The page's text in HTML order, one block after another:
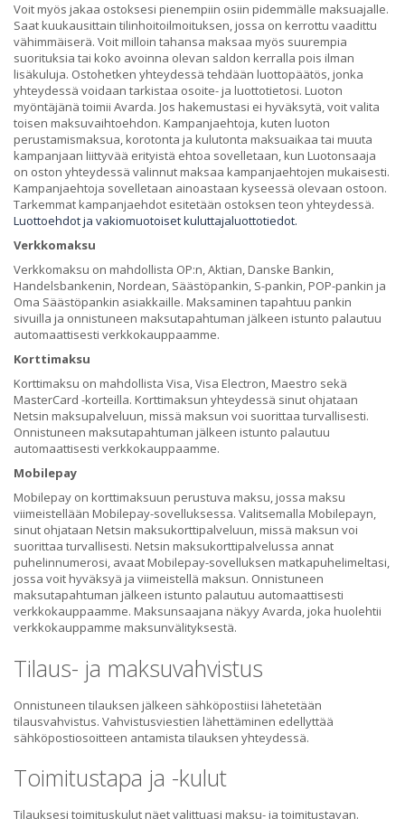
Voit myös jakaa ostoksesi pienempiin osiin pidemmälle maksuajalle.
Saat kuukausittain tilinhoitoilmoituksen, jossa on kerrottu vaadittu
vähimmäiserä. Voit milloin tahansa maksaa myös suurempia
suorituksia tai koko avoinna olevan saldon kerralla pois ilman
lisäkuluja. Ostohetken yhteydessä tehdään luottopäätös, jonka
yhteydessä voidaan tarkistaa osoite- ja luottotietosi. Luoton
myöntäjänä toimii Avarda. Jos hakemustasi ei hyväksytä, voit valita
toisen maksuvaihtoehdon. Kampanjaehtoja, kuten luoton
perustamismaksua, korotonta ja kulutonta maksuaikaa tai muuta
kampanjaan liittyvää erityistä ehtoa sovelletaan, kun Luotonsaaja
on oston yhteydessä valinnut maksaa kampanjaehtojen mukaisesti.
Kampanjaehtoja sovelletaan ainoastaan kyseessä olevaan ostoon.
Tarkemmat kampanjaehdot esitetään ostoksen teon yhteydessä.
Luottoehdot ja vakiomuotoiset kuluttajaluottotiedot.
Verkkomaksu
Verkkomaksu on mahdollista OP:n, Aktian, Danske Bankin,
Handelsbankenin, Nordean, Säästöpankin, S-pankin, POP-pankin ja
Oma Säästöpankin asiakkaille. Maksaminen tapahtuu pankin
sivuilla ja onnistuneen maksutapahtuman jälkeen istunto palautuu
automaattisesti verkkokauppaamme.
Korttimaksu
Korttimaksu on mahdollista Visa, Visa Electron, Maestro sekä
MasterCard -korteilla. Korttimaksun yhteydessä sinut ohjataan
Netsin maksupalveluun, missä maksun voi suorittaa turvallisesti.
Onnistuneen maksutapahtuman jälkeen istunto palautuu
automaattisesti verkkokauppaamme.
Mobilepay
Mobilepay on korttimaksuun perustuva maksu, jossa maksu
viimeistellään Mobilepay-sovelluksessa. Valitsemalla Mobilepayn,
sinut ohjataan Netsin maksukorttipalveluun, missä maksun voi
suorittaa turvallisesti. Netsin maksukorttipalvelussa annat
puhelinnumerosi, avaat Mobilepay-sovelluksen matkapuhelimeltasi,
jossa voit hyväksyä ja viimeistellä maksun. Onnistuneen
maksutapahtuman jälkeen istunto palautuu automaattisesti
verkkokauppaamme. Maksunsaajana näkyy Avarda, joka huolehtii
verkkokauppamme maksunvälityksestä.
Tilaus- ja maksuvahvistus
Onnistuneen tilauksen jälkeen sähköpostiisi lähetetään
tilausvahvistus. Vahvistusviestien lähettäminen edellyttää
sähköpostiosoitteen antamista tilauksen yhteydessä.
Toimitustapa ja -kulut
Tilauksesi toimituskulut näet valittuasi maksu- ja toimitustavan.